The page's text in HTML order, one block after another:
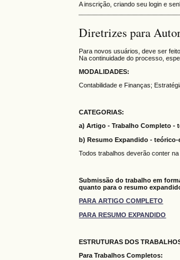
A inscrição, criando seu login e
Diretrizes para
Para novos usuários, deve ser
Na continuidade do processo,
MODALIDADES:
Contabilidade e Finanças;
CATEGORIAS:
a) Artigo - Trabalho Completo -
b) Resumo Expandido -teórico-
Todos trabalhos deverão conter
Submissão do trabalho em
quanto para o resumo
PARA ARTIGO COMPLETO
PARA RESUMO EXPANDIDO
ESTRUTURAS DOS
Para Trabalhos Completos: